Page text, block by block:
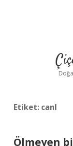
Etiket: canl
Ölmeyen